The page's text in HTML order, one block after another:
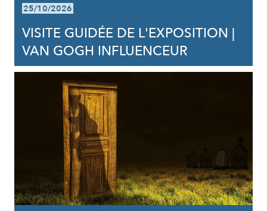
25/10/2026
VISITE GUIDÉE DE L'EXPOSITION |
VAN GOGH INFLUENCEUR